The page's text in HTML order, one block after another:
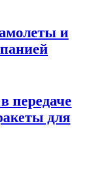
и
передаче
для